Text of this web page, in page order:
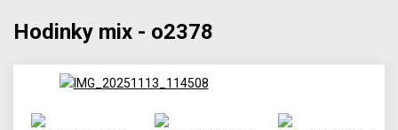
Hodinky mix - o2378